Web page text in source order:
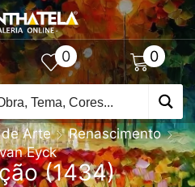
0 0
Arte
Renascimento
Eyck
(1434)